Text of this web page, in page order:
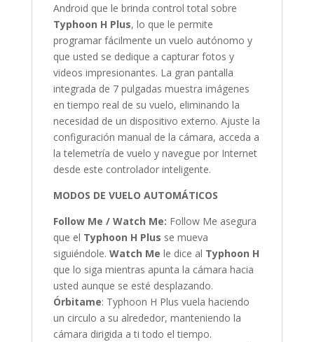
Android que le brinda control total sobre
Typhoon H Plus, lo que le permite
programar fácilmente un vuelo autónomo y
que usted se dedique a capturar fotos y
videos impresionantes. La gran pantalla
integrada de 7 pulgadas muestra imágenes
en tiempo real de su vuelo, eliminando la
necesidad de un dispositivo externo. Ajuste la
configuración manual de la cámara, acceda a
la telemetría de vuelo y navegue por Internet
desde este controlador inteligente.
MODOS DE VUELO AUTOMÁTICOS
Follow Me / Watch Me: Follow Me asegura
que el Typhoon H Plus se mueva
siguiéndole. Watch Me le dice al Typhoon H
que lo siga mientras apunta la cámara hacia
usted aunque se esté desplazando.
Órbitame: Typhoon H Plus vuela haciendo
un circulo a su alrededor, manteniendo la
cámara dirigida a ti todo el tiempo.